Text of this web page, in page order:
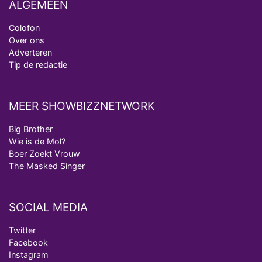
ALGEMEEN
Colofon
Over ons
Adverteren
Tip de redactie
MEER SHOWBIZZNETWORK
Big Brother
Wie is de Mol?
Boer Zoekt Vrouw
The Masked Singer
SOCIAL MEDIA
Twitter
Facebook
Instagram